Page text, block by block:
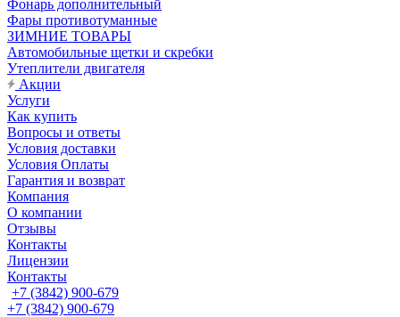
Фонарь дополнительный
Фары противотуманные
ЗИМНИЕ ТОВАРЫ
Автомобильные щетки и скребки
Утеплители двигателя
Акции
Услуги
Как купить
Вопросы и ответы
Условия доставки
Условия Оплаты
Гарантия и возврат
Компания
О компании
Отзывы
Контакты
Лицензии
Контакты
+7 (3842) 900-679
+7 (3842) 900-679